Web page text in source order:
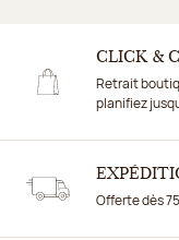
CLICK &
Retrait
planifiez
Offerte dès